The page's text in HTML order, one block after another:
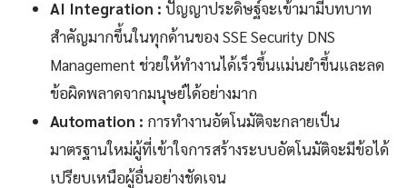
AI Integration : ปัญญาประดิษฐ์จะเข้ามามีบทบาท
สำคัญมากขึ้นในทุกด้านของ SSE Security DNS
Management ช่วยให้ทำงานได้เร็วขึ้นแม่นยำขึ้นและลด
ข้อผิดพลาดจากมนุษย์ได้อย่างมาก
Automation : การทำงานอัตโนมัติจะกลายเป็น
มาตรฐานใหม่ผู้ที่เข้าใจการสร้างระบบอัตโนมัติจะมีข้อได้
เปรียบเหนือผู้อื่นอย่างชัดเจน